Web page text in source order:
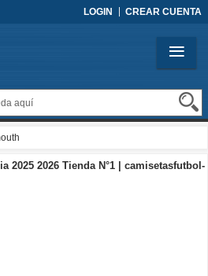
LOGIN CREAR CUENTA
2025 2026 Tienda N°1 | camisetasfutbol-